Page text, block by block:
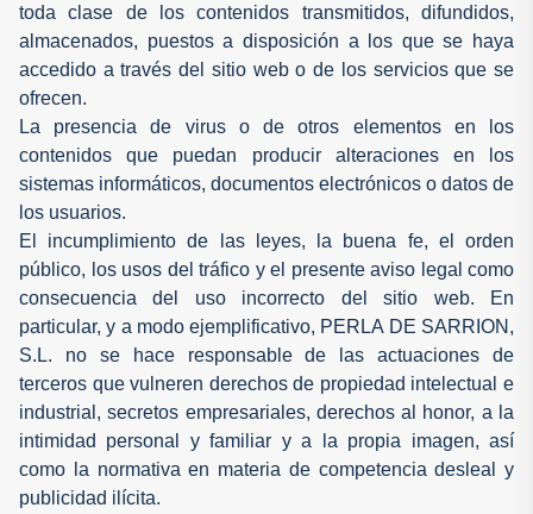
toda clase de los contenidos transmitidos, difundidos,
almacenados, puestos a disposición a los que se haya
accedido a través del sitio web o de los servicios que se
ofrecen.
La presencia de virus o de otros elementos en los
contenidos que puedan producir alteraciones en los
sistemas informáticos, documentos electrónicos o datos de
los usuarios.
El incumplimiento de las leyes, la buena fe, el orden
público, los usos del tráfico y el presente aviso legal como
consecuencia del uso incorrecto del sitio web. En
particular, y a modo ejemplificativo, PERLA DE SARRION,
S.L. no se hace responsable de las actuaciones de
terceros que vulneren derechos de propiedad intelectual e
industrial, secretos empresariales, derechos al honor, a la
intimidad personal y familiar y a la propia imagen, así
como la normativa en materia de competencia desleal y
publicidad ilícita.